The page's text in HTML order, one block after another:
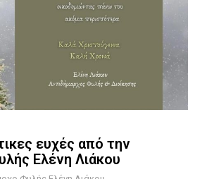
ευχές από την
Ελένη Λιάκου